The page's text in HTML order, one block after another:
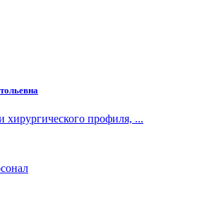
хирургического профиля, ...